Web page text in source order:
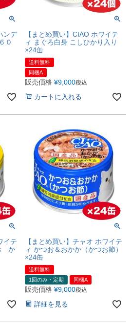
ンデ
０
【まとめ買い】CIAO ホワイテ
ィ まぐろ白身 こしひかり入り
×24缶
送料無料
同梱A
販売価格 ¥9,000税込
カートに入れる
イテ
か
【まとめ買い】チャオ ホワイテ
ィ かつお＆おかか（かつお節）
×24缶
送料無料
1回のみ・定期
同梱A
販売価格 ¥9,000税込
詳細を見る